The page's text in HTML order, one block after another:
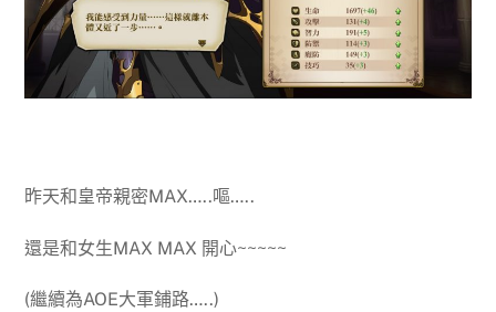
昨天和皇帝親密MAX…..嘔…..
還是和女生MAX MAX 開心~~~~~
(繼續為AOE大軍鋪路…..)